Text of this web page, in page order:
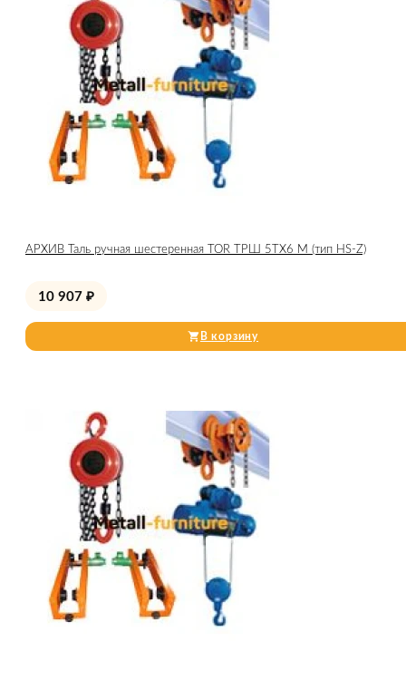
АРХИВ Таль ручная шестеренная TOR ТРШ 5ТХ6 М (тип HS-Z)
10 907 ₽
В корзину